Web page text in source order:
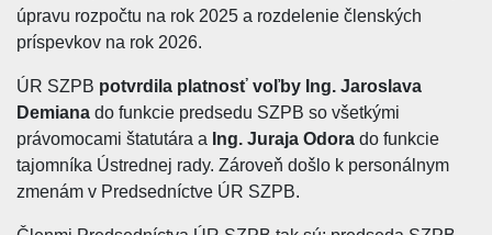
úpravu rozpočtu na rok 2025 a rozdelenie členských
príspevkov na rok 2026.
ÚR SZPB potvrdila platnosť voľby Ing. Jaroslava
Demiana do funkcie predsedu SZPB so všetkými
právomocami štatutára a Ing. Juraja Odora do funkcie
tajomníka Ústrednej rady. Zároveň došlo k personálnym
zmenám v Predsedníctve ÚR SZPB.